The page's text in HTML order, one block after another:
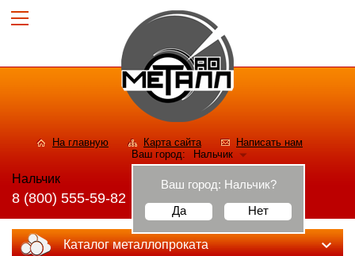
На главную Карта сайта
Написать нам
Ваш город:
Нальчик
Ваш город: Нальчик?
Да
Нет
Нальчик
8 (800) 555-59-82
Каталог металлопроката